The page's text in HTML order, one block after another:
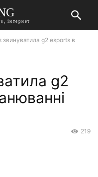
інтернет
звинуватила g2 esports в
g2
219